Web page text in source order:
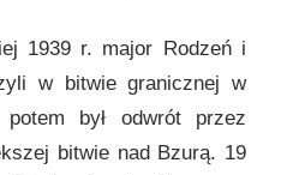
1939 r. major Rodzeń i
w bitwie granicznej w
był odwrót przez
bitwie nad Bzurą. 19